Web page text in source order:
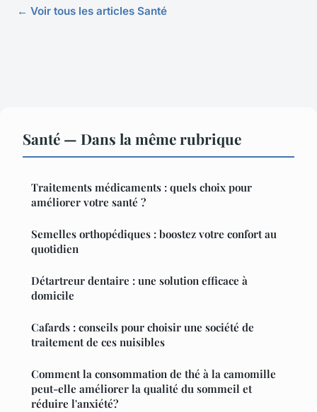
← Voir tous les articles Santé
Santé — Dans la même rubrique
Traitements médicaments : quels choix pour
améliorer votre santé ?
Semelles orthopédiques : boostez votre confort au
quotidien
Détartreur dentaire : une solution efficace à
domicile
Cafards : conseils pour choisir une société de
traitement de ces nuisibles
Comment la consommation de thé à la camomille
peut-elle améliorer la qualité du sommeil et
réduire l'anxiété?